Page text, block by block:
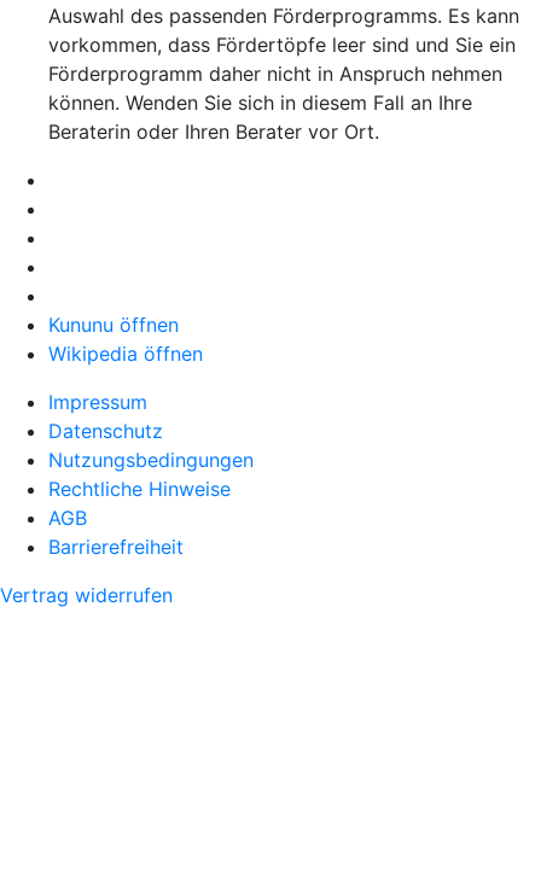
Auswahl des passenden Förderprogramms. Es kann
vorkommen, dass Fördertöpfe leer sind und Sie ein
Förderprogramm daher nicht in Anspruch nehmen
können. Wenden Sie sich in diesem Fall an Ihre
Beraterin oder Ihren Berater vor Ort.
Kununu öffnen
Wikipedia öffnen
Impressum
Datenschutz
Nutzungsbedingungen
Rechtliche Hinweise
AGB
Barrierefreiheit
Vertrag widerrufen